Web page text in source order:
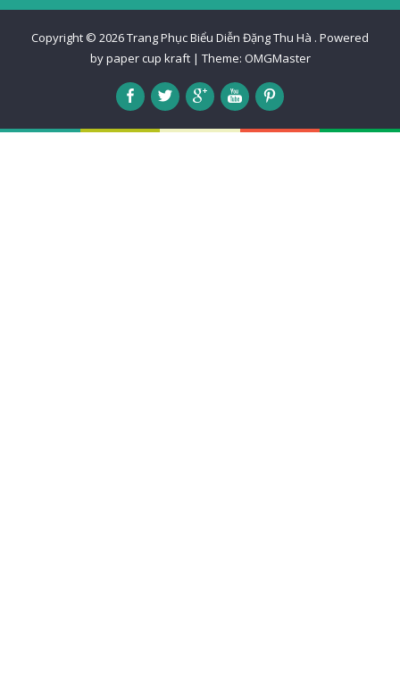
Copyright © 2026Trang Phục Biểu Diễn Đặng Thu Hà . Powered
by paper cup kraft | Theme: OMGMaster